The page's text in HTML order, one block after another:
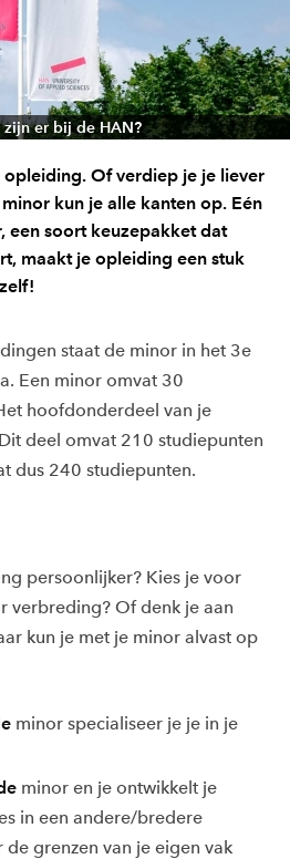
er bij de HAN?
opleiding. Of verdiep je je liever
kun je alle kanten op. Eén
een soort keuzepakket dat
maakt je opleiding een stuk
staat de minor in het 3e
Een minor omvat 30
hoofdonderdeel van je
deel omvat 210 studiepunten
dus 240 studiepunten.
persoonlijker? Kies je voor
verbreding? Of denk je aan
kun je met je minor alvast op
minor specialiseer je je in je
minor en je ontwikkelt je
in een andere/bredere
grenzen van je eigen vak